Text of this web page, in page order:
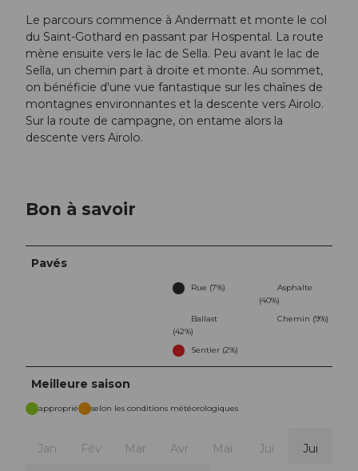
Le parcours commence à Andermatt et monte le col
du Saint-Gothard en passant par Hospental. La route
mène ensuite vers le lac de Sella. Peu avant le lac de
Sella, un chemin part à droite et monte. Au sommet,
on bénéficie d'une vue fantastique sur les chaînes de
montagnes environnantes et la descente vers Airolo.
Sur la route de campagne, on entame alors la
descente vers Airolo.
Bon à savoir
Pavés
Rue (7%)
Asphalte
(40%)
Ballast
(42%)
Chemin (9%)
Sentier (2%)
Meilleure saison
approprié selon les conditions météorologiques
Jan Fév Mar Avr Mai Jui Jui